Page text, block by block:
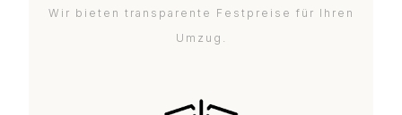
Wir bieten transparente Festpreise für Ihren
Umzug.